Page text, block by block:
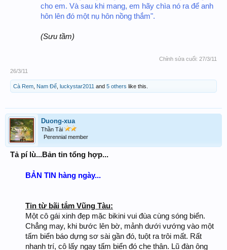
cho em. Và sau khi mang, em hãy chìa nó ra để anh
hôn lên đó một nụ hôn nồng thắm".
(Sưu tầm)
Chỉnh sửa cuối: 27/3/11
26/3/11
Cà Rem Nam Đế luckystar2011 and 5 others like this.
Duong-xua
Thần Tài
Perennial member
Tả pí lù...Bản tin tổng hợp...
BẢN TIN hàng ngày...
Tin từ bãi tắm Vũng Tàu:
Một cô gái xinh đẹp mặc bikini vui đùa cùng sóng biển.
Chẳng may, khi bước lên bờ, mảnh dưới vướng vào một
tấm biển báo dựng sơ sài gần đó, tuột ra trôi mất. Rất
nhanh trí, cô lấy ngay tấm biển đó che thân. Lũ đàn ông